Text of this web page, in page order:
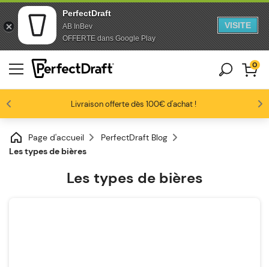
PerfectDraft
AB InBev
OFFERTE dans Google Play
VISITE
Aller au contenu
Sauter au pied de page
Livraison offerte dès 100€ d'achat !
Profitez de -10% dès 3 fûts unitaires
Les amateurs de bière nous adorent
0
Page d'accueil
PerfectDraft Blog
Les types de bières
Les types de bières